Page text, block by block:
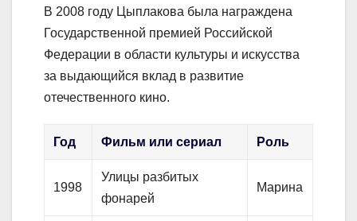
В 2008 году Цыплакова была награждена
Государственной премией Российской
Федерации в области культуры и искусства
за выдающийся вклад в развитие
отечественного кино.
Год Фильм или сериал Роль
1998
Улицы разбитых
фонарей
Марина